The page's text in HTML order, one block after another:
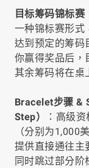
目标筹码锦标
一种锦标赛形式
达到预定的筹码
你赢得奖品后，
其余筹码将在桌
Bracelet步骤 &
Step）
：高级
（分别为1,000
提供直接通往主
同时跳过部分阶